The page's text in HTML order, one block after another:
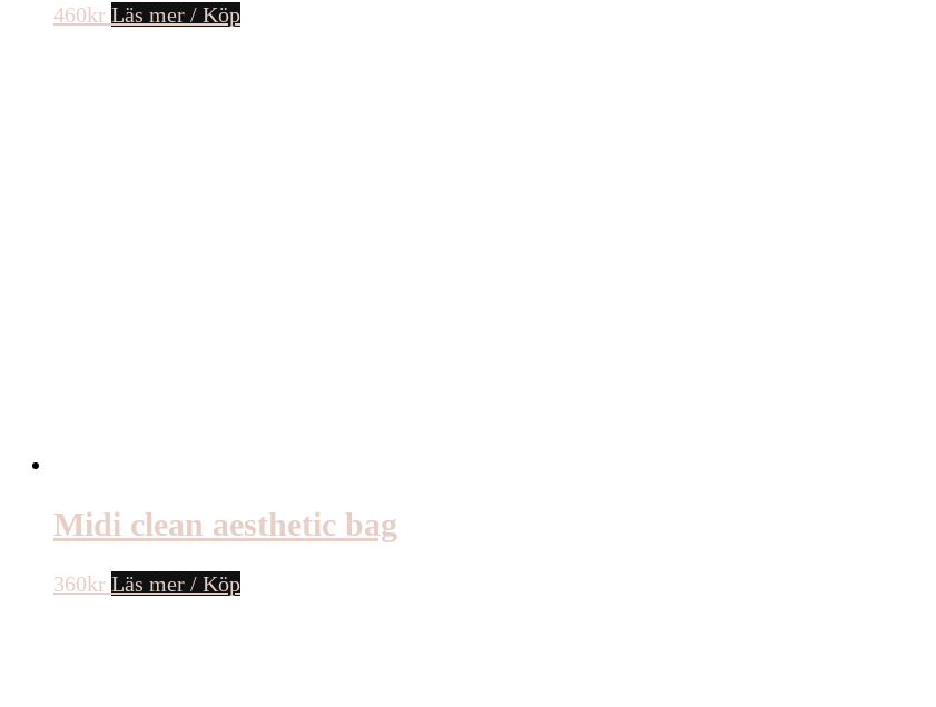
460kr Läs mer / Köp
Midi clean aesthetic bag
360kr Läs mer / Köp